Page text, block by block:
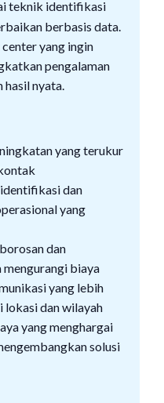
teknik identifikasi
berbasis data.
yang ingin
pengalaman
hasil nyata.
yang terukur
dan
yang
dan
mengurangi biaya
yang lebih
dan wilayah
yang menghargai
solusi